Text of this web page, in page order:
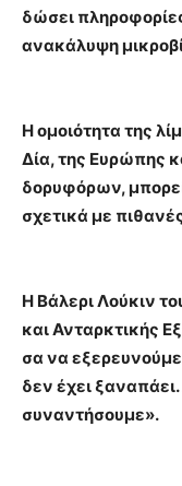
δώσει
ανακάλυψη
Η ομοιότητα της
Δία, της Ευρώπης
δορυφόρων,
σχετικά με
Η Βάλερι Λούκιν
και Ανταρκτικής
σα να
δεν έχει
συναντήσουμε».